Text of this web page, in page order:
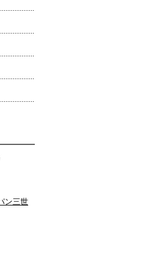
ン三世